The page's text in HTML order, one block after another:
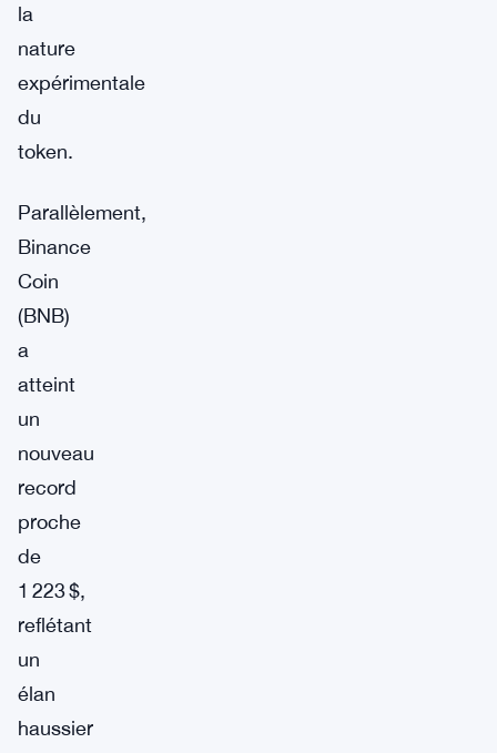
la
nature
expérimentale
du
token.
Parallèlement,
Binance
Coin
(BNB)
a
atteint
un
nouveau
record
proche
de
1 223 $,
reflétant
un
élan
haussier